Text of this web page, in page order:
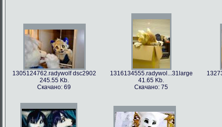
1305124762.radywolf dsc2902
245.55 Kb.
Скачано: 69
1316134555.radywol...31large
41.65 Kb.
Скачано: 75